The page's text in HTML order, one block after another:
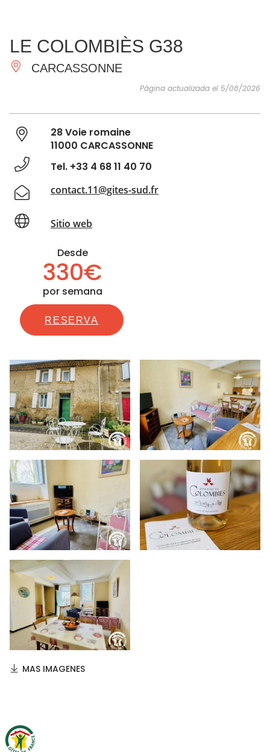
IMPRESCINDIBLES
HACER
INSPIRACIONES
LE COLOMBIÈS G38
CARCASSONNE
Página actualizada el 5/08/2026
28 Voie romaine
11000 CARCASSONNE
Tel. +33 4 68 11 40 70
contact.11@gites-sud.fr
Sitio web
Desde
330€
por semana
RESERVA
MAS IMAGENES